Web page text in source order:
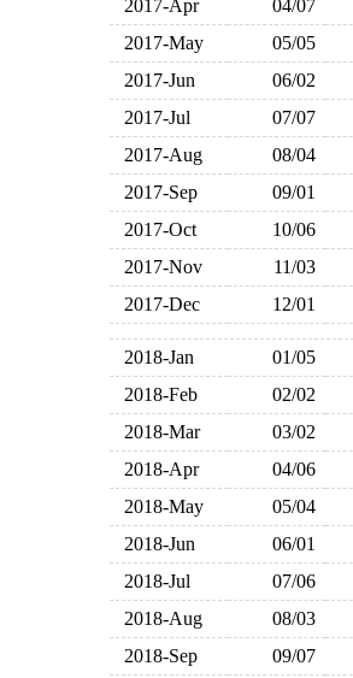
2017-Apr
04/07
2017-May
05/05
2017-Jun
06/02
2017-Jul
07/07
2017-Aug
08/04
2017-Sep
09/01
2017-Oct
10/06
2017-Nov
11/03
2017-Dec
12/01
2018-Jan 01/05
2018-Feb
02/02
2018-Mar
03/02
2018-Apr
04/06
2018-May
05/04
2018-Jun
06/01
2018-Jul
07/06
2018-Aug
08/03
2018-Sep
09/07